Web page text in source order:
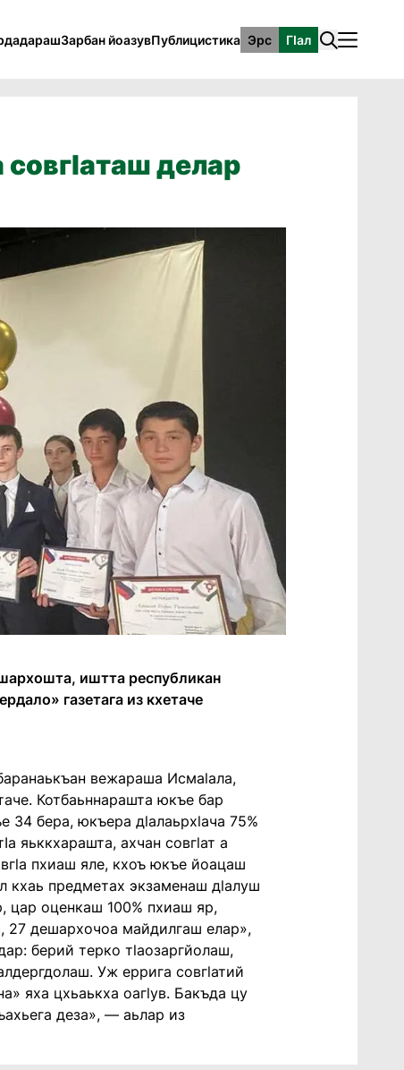
Зарбан йоазувПублицистика Эрс ГӀал
делар
иштта республикан
газетага из кхетаче
вежараша Исмаlала,
Котбаьннарашта юкъе бар
34 бера, юкъера дlалаьрхlача 75%
яьккхарашта, ахчан совгlат а
пхиаш яле, кхоъ юкъе йоацаш
кхаь предметах экзаменаш дlалуш
цар оценкаш 100% пхиаш яр,
27 дешархочоа майдилгаш елар»,
берий терко тlаозаргйолаш,
Уж еррига совгlатий
яха цхьаькха оагlув. Бакъда цу
деза», — аьлар из